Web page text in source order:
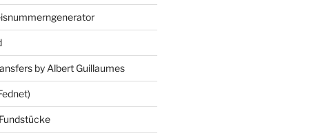
by Albert Guillaumes